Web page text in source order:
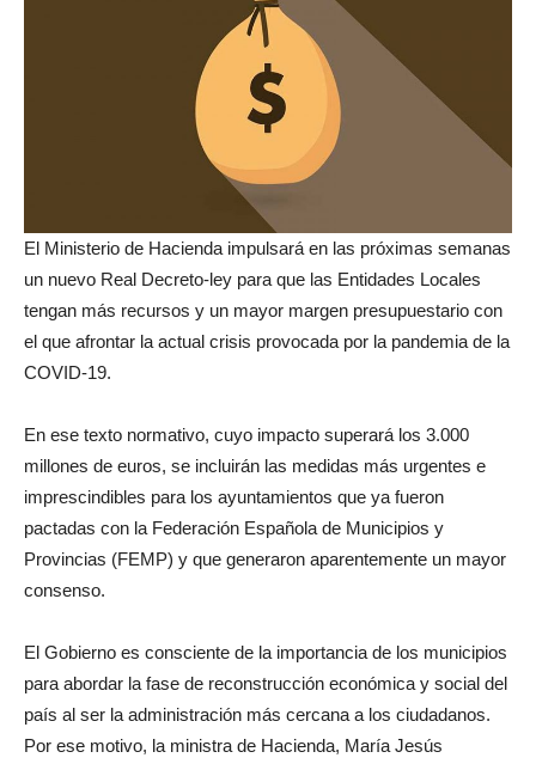
El Ministerio de Hacienda impulsará en las próximas semanas
un nuevo Real Decreto-ley para que las Entidades Locales
tengan más recursos y un mayor margen presupuestario con
el que afrontar la actual crisis provocada por la pandemia de la
COVID-19.
En ese texto normativo, cuyo impacto superará los 3.000
millones de euros, se incluirán las medidas más urgentes e
imprescindibles para los ayuntamientos que ya fueron
pactadas con la Federación Española de Municipios y
Provincias (FEMP) y que generaron aparentemente un mayor
consenso.
El Gobierno es consciente de la importancia de los municipios
para abordar la fase de reconstrucción económica y social del
país al ser la administración más cercana a los ciudadanos.
Por ese motivo, la ministra de Hacienda, María Jesús